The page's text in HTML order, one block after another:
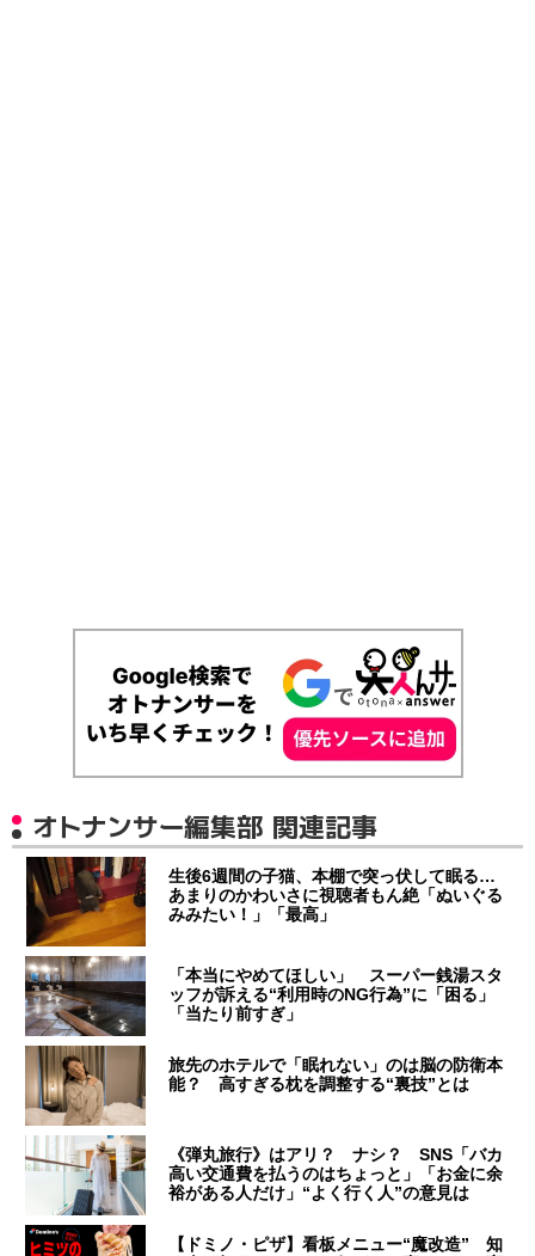
オトナンサー編集部 関連記事
生後6週間の子猫、本棚で突っ伏して眠る…
あまりのかわいさに視聴者もん絶「ぬいぐる
みみたい！」「最高」
「本当にやめてほしい」 スーパー銭湯スタ
ッフが訴える“利用時のNG行為”に「困る」
「当たり前すぎ」
旅先のホテルで「眠れない」のは脳の防衛本
能？ 高すぎる枕を調整する“裏技”とは
《弾丸旅行》はアリ？ ナシ？ SNS「バカ
高い交通費を払うのはちょっと」「お金に余
裕がある人だけ」“よく行く人”の意見は
【ドミノ・ピザ】看板メニュー“魔改造” 知